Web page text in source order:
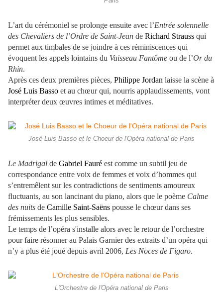
L’art du cérémoniel se prolonge ensuite avec l’Entrée solennelle
des Chevaliers de l’Ordre de Saint-Jean de Richard Strauss qui
permet aux timbales de se joindre à ces réminiscences qui
évoquent les appels lointains du Vaisseau Fantôme ou de l’Or du
Rhin.
Après ces deux premières pièces, Philippe Jordan laisse la scène à
José Luis Basso et au chœur qui, nourris applaudissements, vont
interpréter deux œuvres intimes et méditatives.
José Luis Basso et le Choeur de l'Opéra national de Paris
Le Madrigal de Gabriel Fauré est comme un subtil jeu de
correspondance entre voix de femmes et voix d’hommes qui
s’entremêlent sur les contradictions de sentiments amoureux
fluctuants, au son lancinant du piano, alors que le poème Calme
des nuits de Camille Saint-Saëns pousse le chœur dans ses
frémissements les plus sensibles.
Le temps de l’opéra s'installe alors avec le retour de l’orchestre
pour faire résonner au Palais Garnier des extraits d’un opéra qui
n’y a plus été joué depuis avril 2006, Les Noces de Figaro.
L'Orchestre de l'Opéra national de Paris